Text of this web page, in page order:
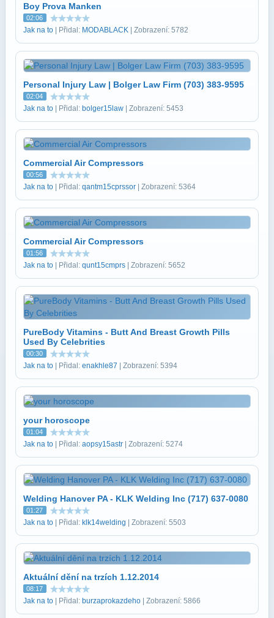
Boy Prova Manken
02:06
Jak na to | Přidal: MODABLACK | Zobrazení: 5782
Personal Injury Law | Bolger Law Firm (703) 383-9595
02:04
Jak na to | Přidal: bolger15law | Zobrazení: 5453
Commercial Air Compressors
00:56
Jak na to | Přidal: qantm15cprssor | Zobrazení: 5364
Commercial Air Compressors
01:56
Jak na to | Přidal: qunt15cmprs | Zobrazení: 5652
PureBody Vitamins - Butt And Breast Growth Pills
Used By Celebrities
00:30
Jak na to | Přidal: enakhle87 | Zobrazení: 5394
your horoscope
01:04
Jak na to | Přidal: aopsy15astr | Zobrazení: 5274
Welding Hanover PA - KLK Welding Inc (717) 637-0080
01:27
Jak na to | Přidal: klk14welding | Zobrazení: 5503
Aktuální dění na trzích 1.12.2014
08:17
Jak na to | Přidal: burzaprokazdeho | Zobrazení: 5866